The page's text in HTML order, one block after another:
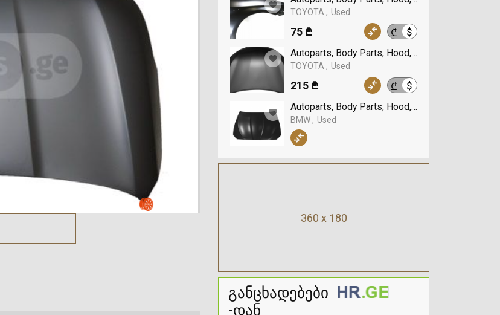
TOYOTA Used
₾ $
75 ₾
Autoparts, Body Parts, Hood, TOYOTA
TOYOTA Used
₾ $
215 ₾
Autoparts, Body Parts, Hood, BMW
BMW Used
360 x 180